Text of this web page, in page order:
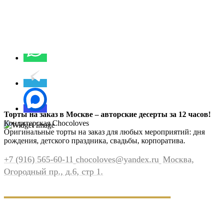
Торты на заказ в Москве – авторские десерты за 12 часов!
Кондитерская Chocoloves
Оригинальные торты на заказ для любых мероприятий: дня
рождения, детского праздника, свадьбы, корпоратива.
+7 (916) 565-60-11 chocoloves@yandex.ru Москва,
Огородный пр., д.6, стр 1.